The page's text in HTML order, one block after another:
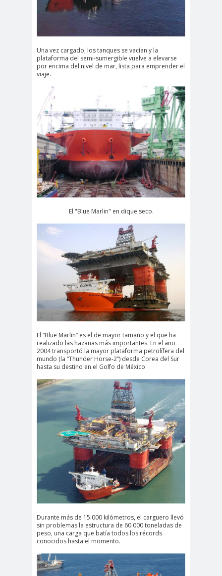
Una vez cargado, los tanques se vacían y la
plataforma del semi-sumergible vuelve a elevarse
por encima del nivel de mar, lista para emprender el
viaje.
El "Blue Marlin" en dique seco.
El “Blue Marlin” es el de mayor tamaño y el que ha
realizado las hazañas más importantes. En el año
2004 transportó la mayor plataforma petrolífera del
mundo (la “Thunder Horse-2”) desde Corea del Sur
hasta su destino en el Golfo de México
Durante más de 15.000 kilómetros, el carguero llevó
sin problemas la estructura de 60.000 toneladas de
peso, una carga que batía todos los récords
conocidos hasta el momento.